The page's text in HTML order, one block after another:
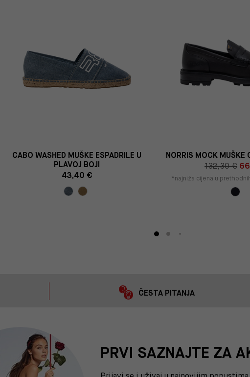
CABO WASHED MUŠKE ESPADRILE U
PLAVOJ BOJI
43,40 €
NORRIS MOCK MUŠKE
132,30 €
*najniža cijena u
ČESTA PITANJA
PRVI SAZNAJTE ZA